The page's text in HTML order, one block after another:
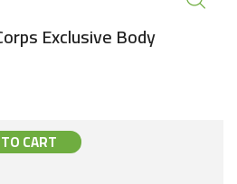
Exclusive Body
CART